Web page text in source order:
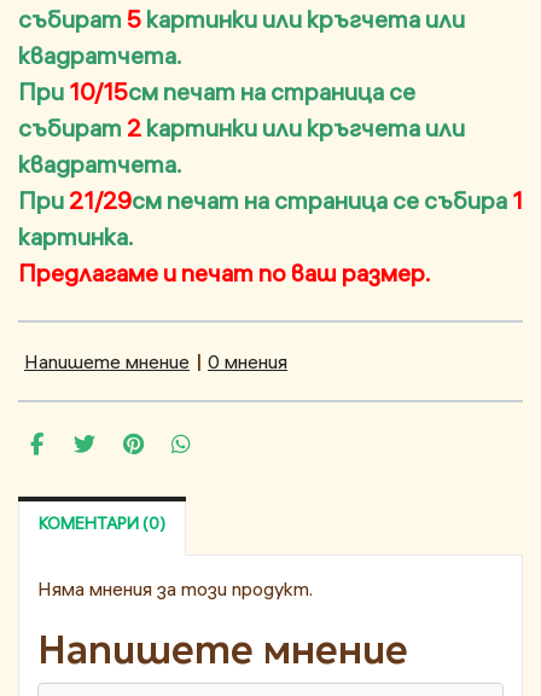
събират 5 картинки или кръгчета или
квадратчета.
При 10/15см печат на страница се
събират 2 картинки или кръгчета или
квадратчета.
При 21/29см печат на страница се събира 1
картинка.
Предлагаме и печат по ваш размер.
Напишете мнение | 0 мнения
КОМЕНТАРИ (0)
Няма мнения за този продукт.
Напишете мнение